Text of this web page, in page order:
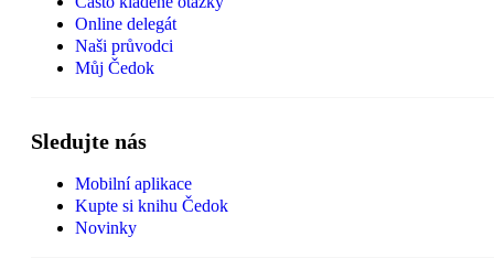
Online delegát
Naši průvodci
Můj Čedok
Sledujte nás
Mobilní aplikace
Kupte si knihu Čedok
Novinky